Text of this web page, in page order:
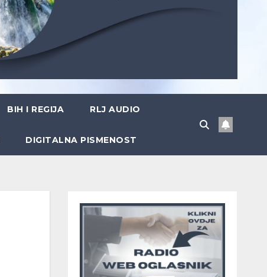
BIH I REGIJA RLJ AUDIO
DIGITALNA PISMENOST